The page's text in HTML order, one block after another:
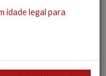
idade legal para